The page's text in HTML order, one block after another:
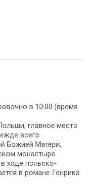
в 10:00 (время
главное место
всего
Божией Матери,
монастыре.
ходе польско-
в романе Генрика